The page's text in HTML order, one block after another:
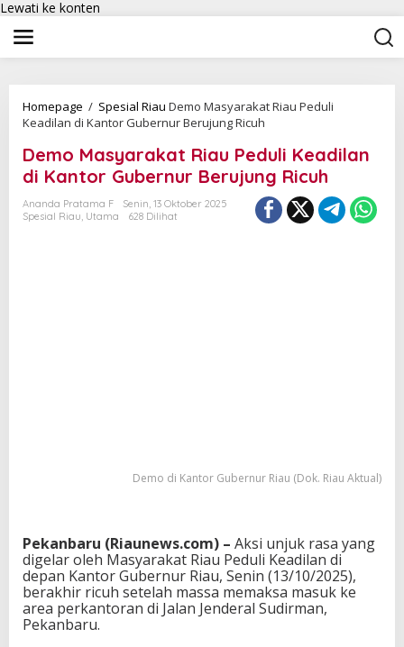
Lewati ke konten
Homepage / Spesial Riau Demo Masyarakat Riau Peduli
Keadilan di Kantor Gubernur Berujung Ricuh
Demo Masyarakat Riau Peduli Keadilan
di Kantor Gubernur Berujung Ricuh
Ananda Pratama F
Senin, 13 Oktober 2025
Spesial Riau, Utama 628 Dilihat
Demo di Kantor Gubernur Riau (Dok. Riau Aktual)
Pekanbaru (Riaunews.com) – Aksi unjuk rasa yang
digelar oleh Masyarakat Riau Peduli Keadilan di
depan Kantor Gubernur Riau, Senin (13/10/2025),
berakhir ricuh setelah massa memaksa masuk ke
area perkantoran di Jalan Jenderal Sudirman,
Pekanbaru.